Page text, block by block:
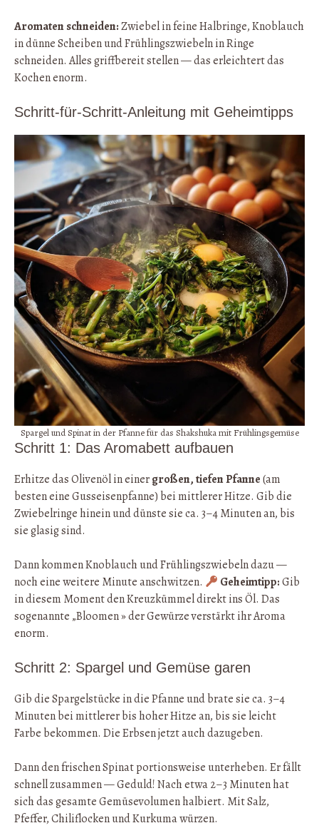
Aromaten schneiden:Zwiebel in feine Halbringe, Knoblauch
in dünne Scheiben und Frühlingszwiebeln in Ringe
schneiden. Alles griffbereit stellen — das erleichtert das
Kochen enorm.
Schritt-für-Schritt-Anleitung mit Geheimtipps
Spargel und Spinat in der Pfanne für das Shakshuka mit Frühlingsgemüse
Schritt 1: Das Aromabett aufbauen
Erhitze das Olivenöl in einergroßen, tiefen Pfanne(am
besten eine Gusseisenpfanne) bei mittlerer Hitze. Gib die
Zwiebelringe hinein und dünste sie ca. 3–4 Minuten an, bis
sie glasig sind.
Dann kommen Knoblauch und Frühlingszwiebeln dazu —
noch eine weitere Minute anschwitzen.
Geheimtipp:Gib
in diesem Moment den Kreuzkümmel direkt ins Öl. Das
sogenannte „Bloomen » der Gewürze verstärkt ihr Aroma
enorm.
Schritt 2: Spargel und Gemüse garen
Gib die Spargelstücke in die Pfanne und brate sie ca. 3–4
Minuten bei mittlerer bis hoher Hitze an, bis sie leicht
Farbe bekommen. Die Erbsen jetzt auch dazugeben.
Dann den frischen Spinat portionsweise unterheben. Er fällt
schnell zusammen — Geduld! Nach etwa 2–3 Minuten hat
sich das gesamte Gemüsevolumen halbiert. Mit Salz,
Pfeffer, Chiliflocken und Kurkuma würzen.